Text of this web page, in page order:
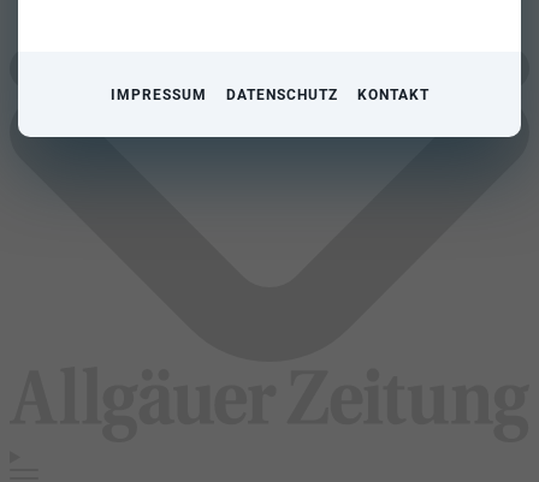
IMPRESSUM DATENSCHUTZ KONTAKT